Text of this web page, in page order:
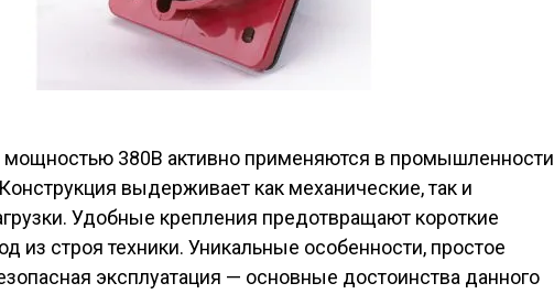
мощностью 380В активно применяются в промышленности
выдерживает как механические, так и
Удобные крепления предотвращают короткие
из строя техники. Уникальные особенности, простое
эксплуатация — основные достоинства данного